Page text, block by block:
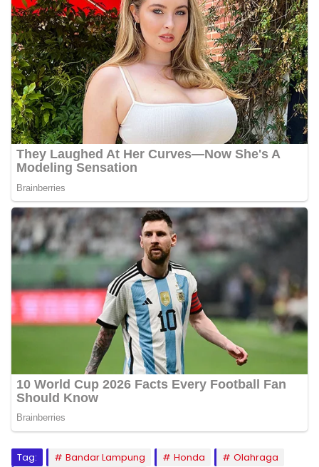
Tag: Bandar Lampung Honda
Olahraga